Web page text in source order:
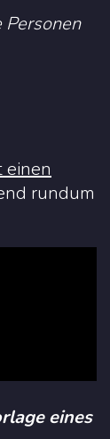
einen
rundum
eines